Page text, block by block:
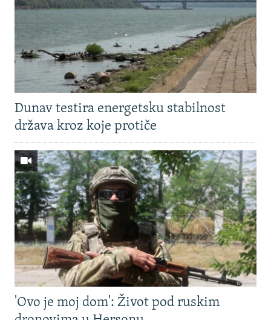
Dunav testira energetsku stabilnost
država kroz koje protiče
'Ovo je moj dom': Život pod ruskim